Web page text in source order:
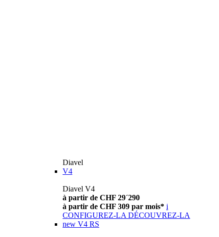
Diavel
V4
Diavel V4
à partir de CHF 29´290
à partir de CHF 309 par mois* i
CONFIGUREZ-LA DÉCOUVREZ-LA
new V4 RS